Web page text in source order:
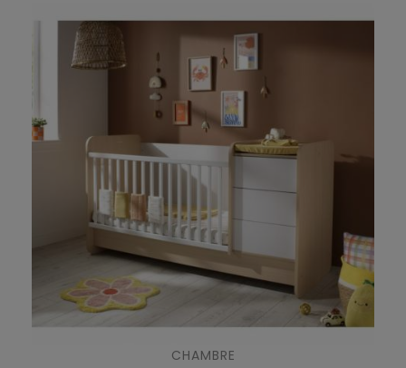
CHAMBRE